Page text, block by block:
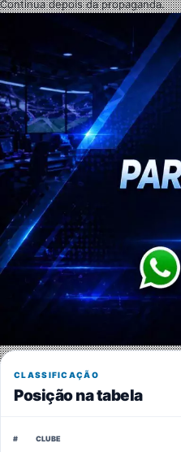
Continua depois da propaganda.
CLASSIFICAÇÃO
Posição na tabela
# CLUBE